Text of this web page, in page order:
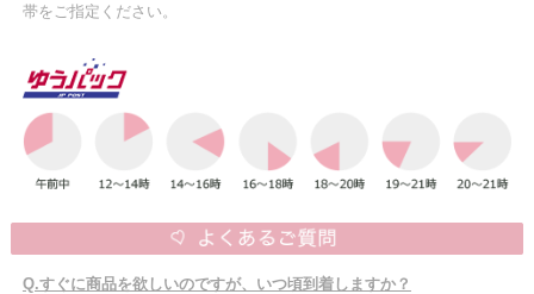
帯をご指定ください。
Q.すぐに商品を欲しいのですが、いつ頃到着しますか？